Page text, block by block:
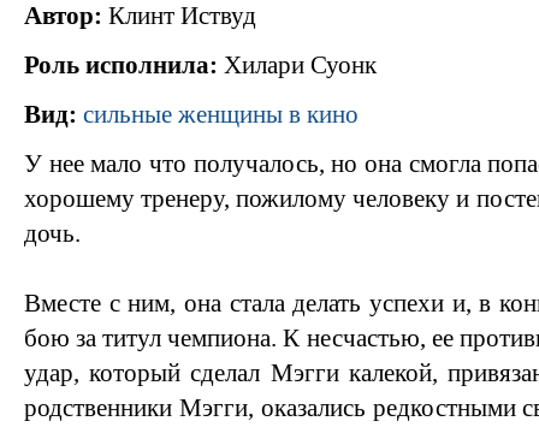
Автор: Клинт Иствуд
Роль исполнила: Хилари Суонк
Вид: сильные женщины в кино
У нее мало что получалось, но она смогла
хорошему тренеру, пожилому человеку и
дочь.
Вместе с ним, она стала делать успехи и, в
бою за титул чемпиона. К несчастью, ее
удар, который сделал Мэгги калекой,
родственники Мэгги, оказались редкостными